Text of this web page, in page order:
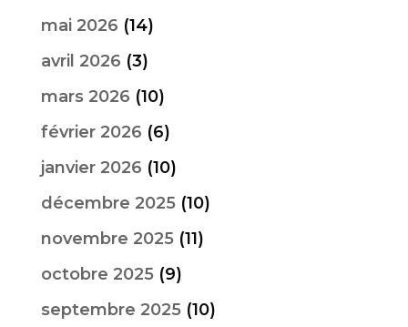
mai 2026 (14)
avril 2026 (3)
mars 2026 (10)
février 2026 (6)
janvier 2026 (10)
décembre 2025(10)
novembre 2025(11)
octobre 2025(9)
septembre 2025(10)